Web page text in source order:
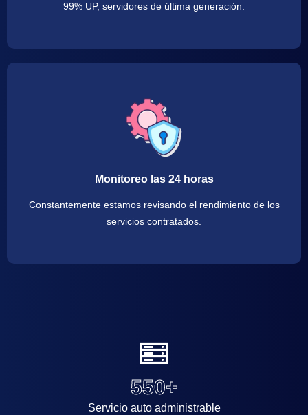
99% UP, servidores de última generación.
Monitoreo las 24 horas
Constantemente estamos revisando el rendimiento de los
servicios contratados.
Servicio auto administrable
550+